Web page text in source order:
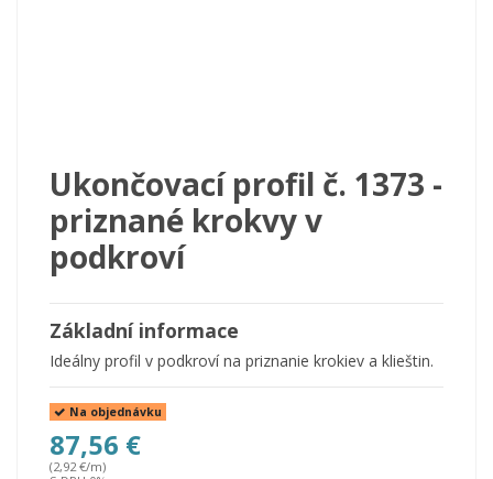
Ukončovací profil č. 1373 -
priznané krokvy v
podkroví
Základní informace
Ideálny profil v podkroví na priznanie krokiev a klieštin.
Na objednávku
87,56 €
(2,92 €/m)